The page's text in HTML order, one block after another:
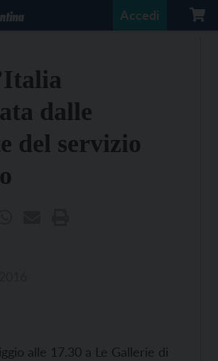
Accedi
dalle
del servizio
alle 17.30 a Le Gallerie di